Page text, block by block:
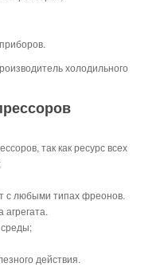
холодильного
так как ресурс всех
с любыми типах фреонов.
действия.